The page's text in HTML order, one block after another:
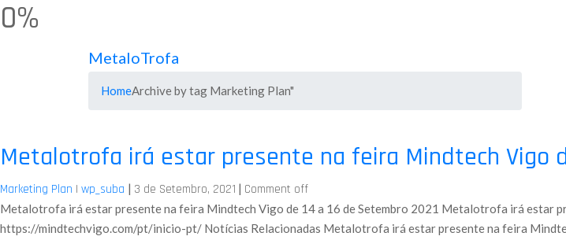
0%
MetaloTrofa
HomeArchive by tag Marketing Plan"
Metalotrofa irá estar presente na feira Mindtech Vigo
Marketing Plan | wp_suba | 3 de Setembro, 2021 | Comment off
Metalotrofa irá estar presente na feira Mindtech Vigo de 14 a 16 de Setembro 2021 Metalotrofa irá estar
https://mindtechvigo.com/pt/inicio-pt/ Notícias Relacionadas Metalotrofa irá estar presente na feira